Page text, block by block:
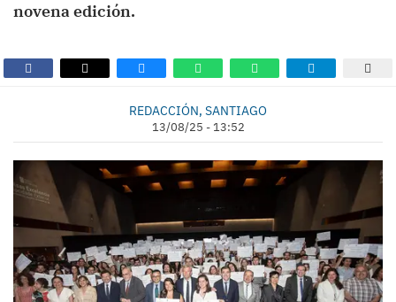
novena edición.
REDACCIÓN, SANTIAGO
13/08/25 - 13:52